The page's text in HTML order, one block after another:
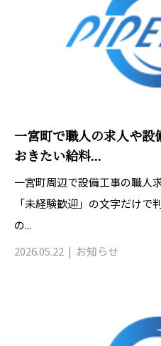
一宮町で職人の求人や設
おきたい給料...
一宮町周辺で設備工事の職人
「未経験歓迎」の文字だけで
の...
2026.05.22
お知らせ